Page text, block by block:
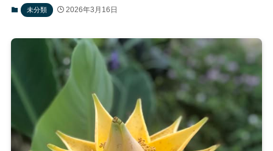
未分類 2026年3月16日